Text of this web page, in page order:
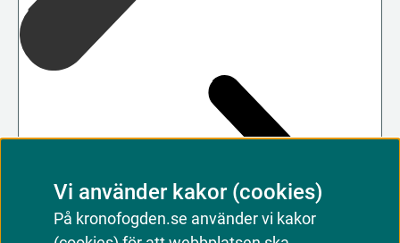
Vi använder kakor (cookies)
På kronofogden.se använder vi kakor